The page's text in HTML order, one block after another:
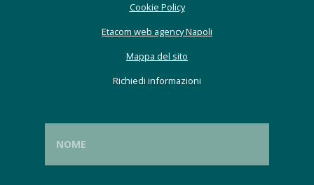
Cookie Policy
Etacom web agency Napoli
Mappa del sito
Richiedi informazioni